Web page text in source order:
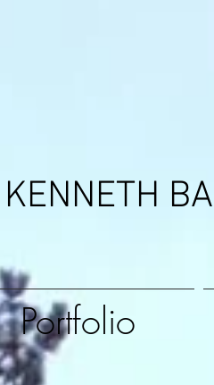
KENNETH
Portfolio